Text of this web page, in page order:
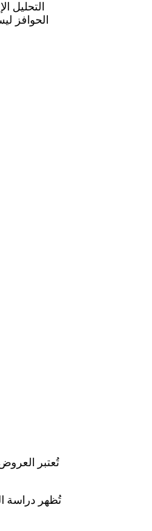
التحليل
الحوافز
تُعتبر
تُظهر دراسة